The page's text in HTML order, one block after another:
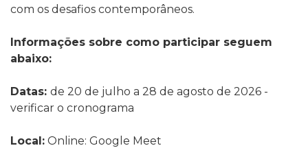
com os desafios contemporâneos.
Informações sobre como participar seguem
abaixo:
Datas: de 20 de julho a 28 de agosto de 2026 -
verificar o cronograma
Local: Online: Google Meet